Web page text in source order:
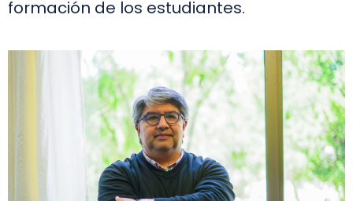
formación de los estudiantes.